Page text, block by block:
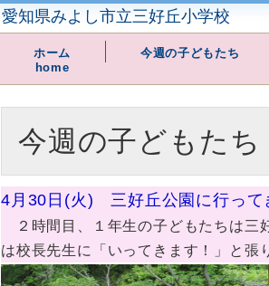
愛知県みよし市立三好丘小学校
ホーム
home
今週の子どもたち
今週の子どもたち
4月30日(火) 三好丘公園に行って
２時間目、１年生の子どもたちは三
は校長先生に「いってきます！」と張